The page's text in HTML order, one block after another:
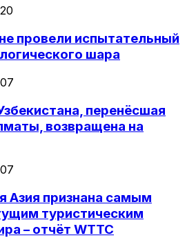
провели испытательный
шара
перенёсшая
возвращена на
Азия признана самым
туристическим
– отчёт WTTC